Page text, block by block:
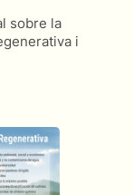
sobre la
i